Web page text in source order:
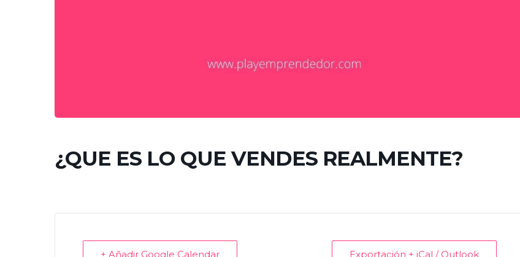
¿QUE ES LO QUE VENDES REALMENTE?
+ Añadir Google Calendar Exportación + iCal / Outlook